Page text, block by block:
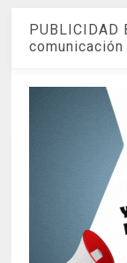
PUBLICIDAD